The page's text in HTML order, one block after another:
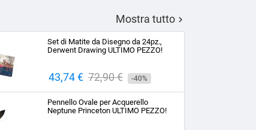
Mostra tutto 
Set di Matite da Disegno da 24pz.,
Derwent Drawing ULTIMO PEZZO!
Prezzo
43,74 € Prezzo
base
72,90 € -40%
Pennello Ovale per Acquerello
Neptune Princeton ULTIMO PEZZO!